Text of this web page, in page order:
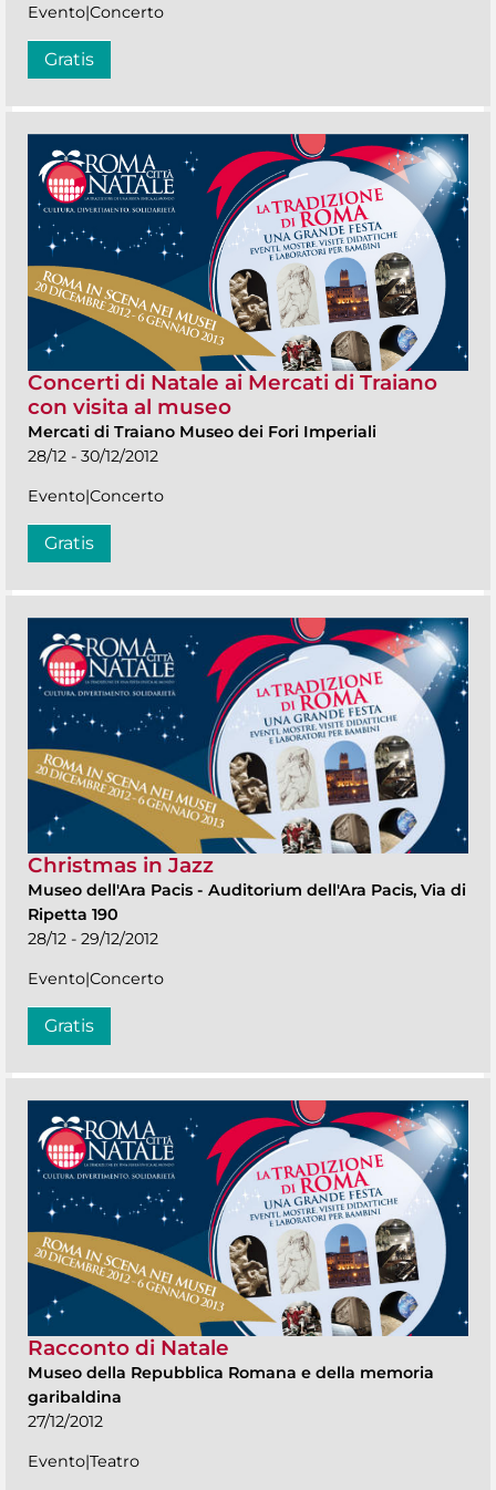
Evento|Concerto
Gratis
Concerti di Natale ai Mercati di Traiano
con visita al museo
Mercati di Traiano Museo dei Fori Imperiali
28/12 - 30/12/2012
Evento|Concerto
Gratis
Christmas in Jazz
Museo dell'Ara Pacis - Auditorium dell'Ara Pacis, Via di
Ripetta 190
28/12 - 29/12/2012
Evento|Concerto
Gratis
Racconto di Natale
Museo della Repubblica Romana e della memoria
garibaldina
27/12/2012
Evento|Teatro